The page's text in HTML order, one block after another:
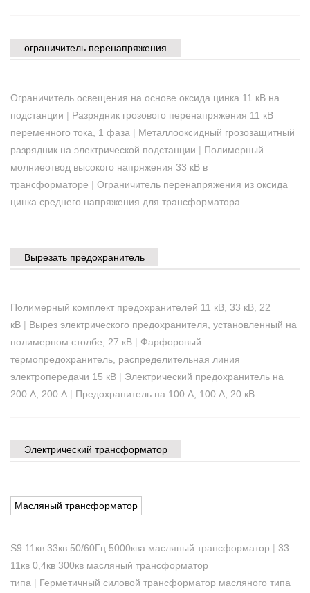
ограничитель перенапряжения
Ограничитель освещения на основе оксида цинка 11 кВ на
подстанции | Разрядник грозового перенапряжения 11 кВ
переменного тока, 1 фаза | Металлооксидный грозозащитный
разрядник на электрической подстанции | Полимерный
молниеотвод высокого напряжения 33 кВ в
трансформаторе | Ограничитель перенапряжения из оксида
цинка среднего напряжения для трансформатора
Вырезать предохранитель
Полимерный комплект предохранителей 11 кВ, 33 кВ, 22
кВ | Вырез электрического предохранителя, установленный на
полимерном столбе, 27 кВ | Фарфоровый
термопредохранитель, распределительная линия
электропередачи 15 кВ | Электрический предохранитель на
200 А, 200 А | Предохранитель на 100 А, 100 А, 20 кВ
Электрический трансформатор
Масляный трансформатор
S9 11кв 33кв 50/60Гц 5000ква масляный трансформатор | 33
11кв 0,4кв 300кв масляный трансформатор
типа | Герметичный силовой трансформатор масляного типа